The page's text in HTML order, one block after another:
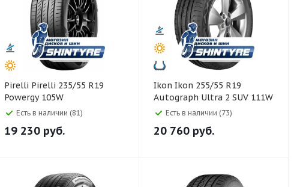
Pirelli Pirelli 235/55 R19
Powergy 105W
Есть в наличии (81)
19 230 руб.
Ikon Ikon 255/55 R19
Autograph Ultra 2 SUV 111W
Есть в наличии (73)
20 760 руб.